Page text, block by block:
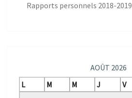
Rapports personnels 2018-2019
AOÛT 2026
L
M M J V